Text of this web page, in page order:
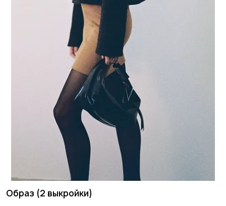
Образ (2 выкройки)